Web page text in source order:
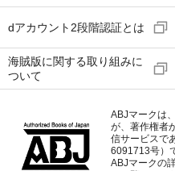
dアカウント2段階認証とは
海賊版に関する取り組みに
ついて
ABJマークは
が、著作権者
信サービスで
6091713号）
ABJマークの